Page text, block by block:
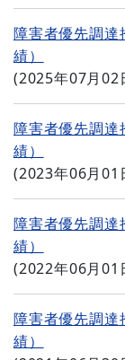
障害者優先調達
績）
(2025年07月02
障害者優先調達
績）
(2023年06月01
障害者優先調達
績）
(2022年06月01
障害者優先調達
績）